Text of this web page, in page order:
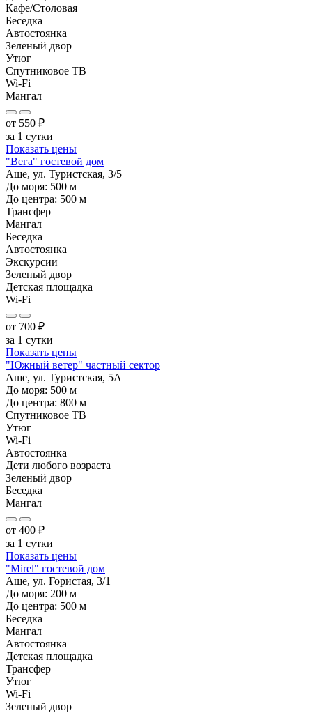
Кафе/Столовая
Беседка
Автостоянка
Зеленый двор
Утюг
Спутниковое ТВ
Wi-Fi
Мангал
от 550 ₽
за 1 сутки
Показать цены
"Вега" гостевой дом
Аше, ул. Туристская, 3/5
До моря: 500 м
До центра: 500 м
Трансфер
Мангал
Беседка
Автостоянка
Экскурсии
Зеленый двор
Детская площадка
Wi-Fi
от 700 ₽
за 1 сутки
Показать цены
"Южный ветер" частный сектор
Аше, ул. Туристская, 5А
До моря: 500 м
До центра: 800 м
Спутниковое ТВ
Утюг
Wi-Fi
Автостоянка
Дети любого возраста
Зеленый двор
Беседка
Мангал
от 400 ₽
за 1 сутки
Показать цены
"Mirel" гостевой дом
Аше, ул. Гористая, 3/1
До моря: 200 м
До центра: 500 м
Беседка
Мангал
Автостоянка
Детская площадка
Трансфер
Утюг
Wi-Fi
Зеленый двор